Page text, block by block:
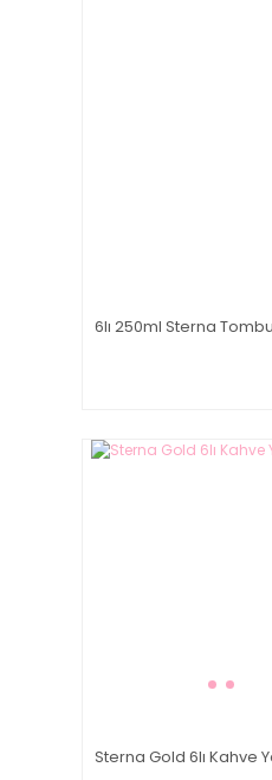
6lı 250ml Sterna
Sterna Gold 6lı Kahve